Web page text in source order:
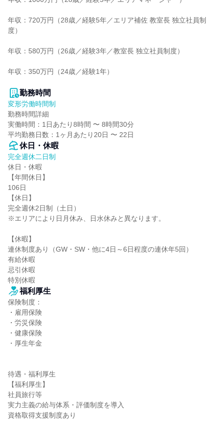
年収：720万円（28歳／経験5年／エリア補佐 教室長 独立社員制
度）
年収：580万円（26歳／経験3年／教室長 独立社員制度）
年収：350万円（24歳／経験1年）
勤務時間
変形労働時間制
勤務時間詳細
実働時間：1日あたり8時間 〜 8時間30分
平均勤務日数：1ヶ月あたり20日 〜 22日
休日・休暇
完全週休二日制
休日・休暇
【年間休日】
106日
【休日】
完全週休2日制（土日）
※エリアにより日月休み、日水休みと異なります。
【休暇】
連休制度あり（GW・SW・他に4日～6日程度の連休年5回）
有給休暇
忌引休暇
特別休暇
福利厚生
保険制度：
・雇用保険
・労災保険
・健康保険
・厚生年金
待遇・福利厚生
【福利厚生】
社員旅行等
実力主義の給与体系・評価制度を導入
資格取得支援制度あり